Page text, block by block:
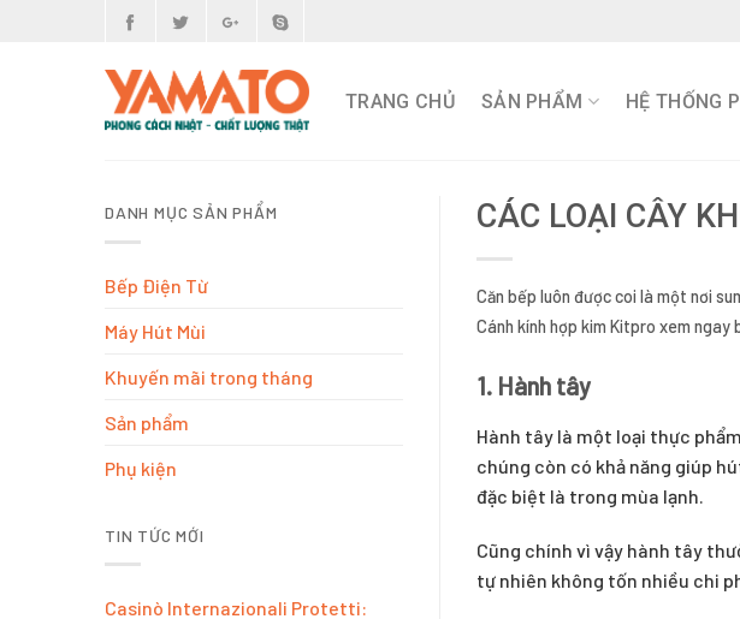
TRANG CHỦ
SẢN PHẨM HỆ THỐNG
DANH MỤC SẢN PHẨM
Bếp Điện Từ
Máy Hút Mùi
Khuyến mãi trong tháng
Sản phẩm
Phụ kiện
TIN TỨC MỚI
Casinò Internazionali Protetti:
CÁC LOẠI CÂY
Căn bếp luôn được coi là một nơi
Cánh kính hợp kim Kitpro xem
1. Hành tây
Hành tây là một loại thực
chúng còn có khả năng giúp
đặc biệt là trong mùa lạnh.
Cũng chính vì vậy hành tây
tự nhiên không tốn nhiều chi